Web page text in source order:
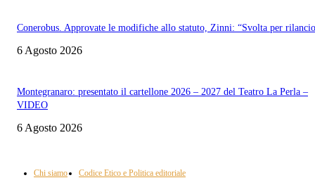
Conerobus. Approvate le modifiche allo statuto, Zinni: “Svolta per
6 Agosto 2026
Montegranaro: presentato il cartellone 2026 – 2027 del Teatro La Perla –
VIDEO
6 Agosto 2026
Chi siamo Codice Etico e Politica editoriale